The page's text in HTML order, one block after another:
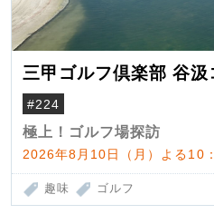
三甲ゴルフ倶楽部 谷
#224
極上！ゴルフ場探訪
2026年8月10日（月）よる10
趣味 ゴルフ